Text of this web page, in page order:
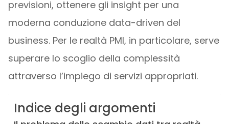
previsioni, ottenere gli insight per una
moderna conduzione data-driven del
business. Per le realtà PMI, in particolare, serve
superare lo scoglio della complessità
attraverso l’impiego di servizi appropriati.
Indice degli argomenti